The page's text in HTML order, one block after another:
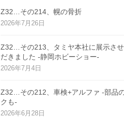
Z32…その214、幌の骨折
2026年7月26日
Z32…その213、タミヤ本社に展示さ
だきました -静岡ホビーショー-
2026年7月4日
Z32…その212、車検+アルファ -部品
クも-
2026年6月28日